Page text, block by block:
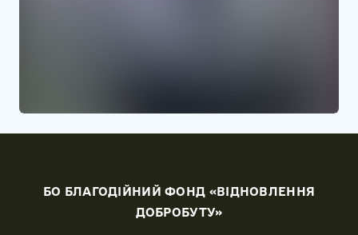
БО БЛАГОДІЙНИЙ ФОНД «ВІДНОВЛЕННЯ
ДОБРОБУТУ»